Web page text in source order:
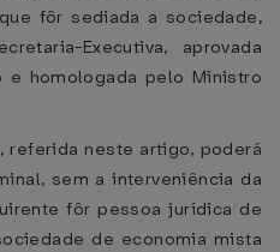
fôr sediada a sociedade,
Executiva, aprovada
e homologada pelo Ministro
referida neste artigo, poderá
sem a interveniência da
fôr pessoa jurídica de
de economia mista